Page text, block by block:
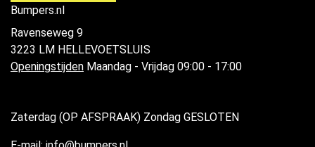
Bumpers.nl
Ravenseweg 9
3223 LM HELLEVOETSLUIS
Openingstijden Maandag - Vrijdag 09:00 - 17:00
Zaterdag (OP AFSPRAAK) Zondag GESLOTEN